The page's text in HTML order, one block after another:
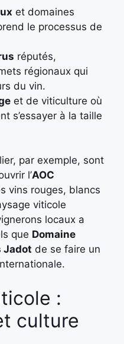
et domaines
le processus de
réputés,
régionaux qui
du vin.
et de viticulture où
s’essayer à la taille
par exemple, sont
l’AOC
vins rouges, blancs
viticole
locaux a
que Domaine
Jadot de se faire un
:
culture